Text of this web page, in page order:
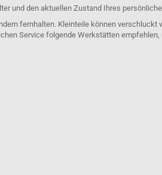
und den aktuellen Zustand Ihres
fernhalten. Kleinteile können
Service folgende Werkstätten